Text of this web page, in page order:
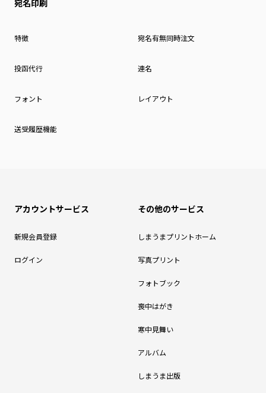
宛名印刷
特徴 宛名有無同時注文
投函代行 連名
フォント レイアウト
送受履歴機能
アカウントサービス
新規会員登録
ログイン
その他のサービス
しまうまプリントホーム
写真プリント
フォトブック
喪中はがき
寒中見舞い
アルバム
しまうま出版